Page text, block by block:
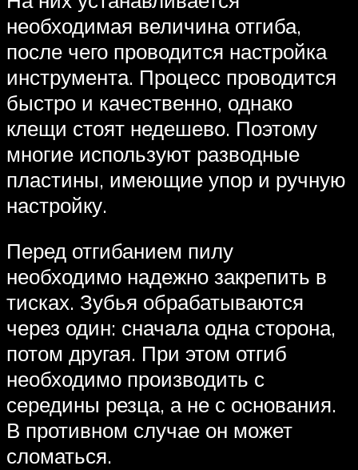
необходимая величина отгиба,
после чего проводится настройка
инструмента. Процесс проводится
быстро и качественно, однако
клещи стоят недешево. Поэтому
многие используют разводные
пластины, имеющие упор и ручную
настройку.
Перед отгибанием пилу
необходимо надежно закрепить в
тисках. Зубья обрабатываются
через один: сначала одна сторона,
потом другая. При этом отгиб
необходимо производить с
середины резца, а не с основания.
В противном случае он может
сломаться.